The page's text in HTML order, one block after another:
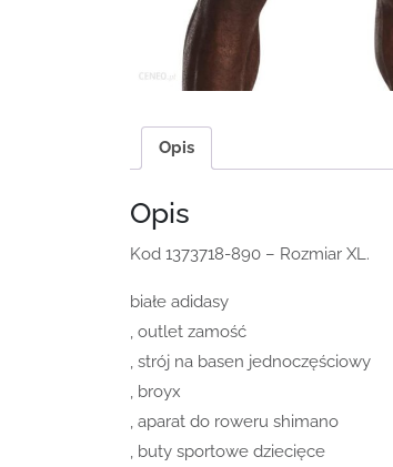
Opis
Opis
Kod 1373718-890 – Rozmiar XL.
białe adidasy
, outlet zamość
, strój na basen jednoczęściowy
, broyx
, aparat do roweru shimano
, buty sportowe dziecięce